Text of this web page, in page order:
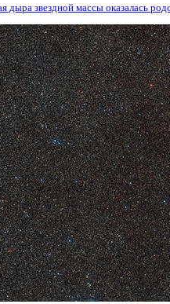
дыра звездной массы оказалась